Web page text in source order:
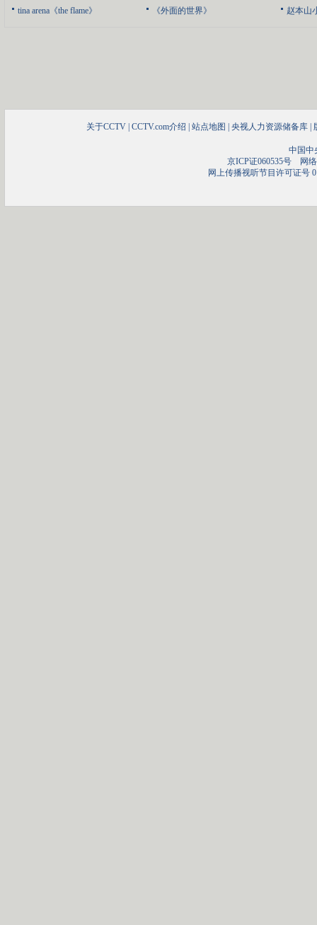
tina arena《the flame》
《外面的世界》
赵本山
关于CCTV | CCTV.com介绍 | 站点地图 | 央视人力资源储备库 |
中国中
京ICP证060535号网络
网上传播视听节目许可证号